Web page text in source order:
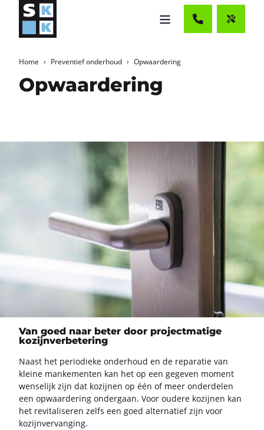
Home Preventief onderhoud Opwaardering
Opwaardering
Van goed naar beter door projectmatige
kozijnverbetering
Naast het pe­ri­o­die­ke on­der­houd en de re­pa­ra­tie van
klei­ne man­ke­men­ten kan het op een ge­ge­ven mo­ment
wen­se­lijk zijn dat ko­zij­nen op één of meer on­der­de­len
een op­waar­de­ring on­der­gaan. Voor ou­de­re ko­zij­nen kan
het re­vi­ta­li­se­ren zelfs een goed al­ter­na­tief zijn voor
ko­zijn­ver­van­ging.